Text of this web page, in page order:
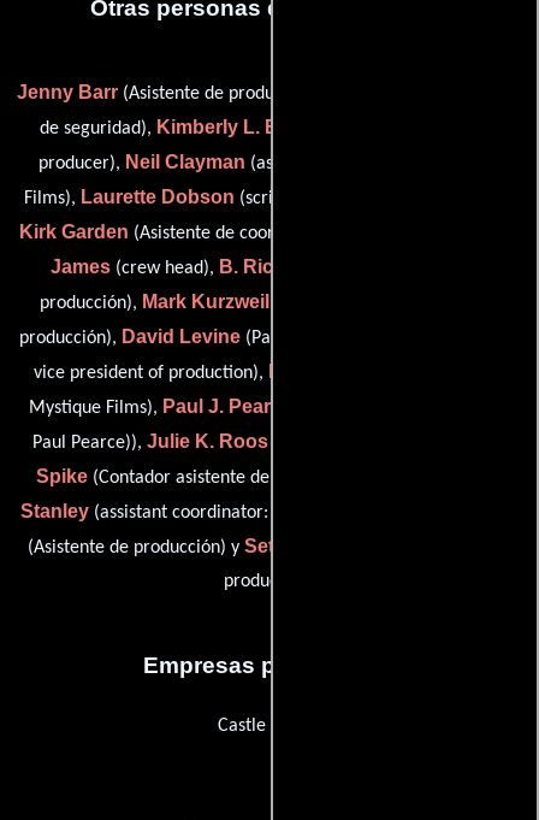
Otras personas que participaron
Jenny Barr(Asistente de producción),
de seguridad), Kimberly L. Burch
producer), Neil Clayman (assistant coordinator: Mystique
Films), Laurette Dobson (script supervisor (as Tita Dobson)),
Kirk Garden (Asistente de coordinador de producción),
James(crew head), B. Richard Jeffery
producción), Mark Kurzweil
producción), David Levine (Pasante),
vice president of production),
Mystique Films), Paul J. Pearce
Paul Pearce)), Julie K. Roos
Spike(Contador asistente de producción),
Stanley (assistant coordinator: Mystique Films),
(Asistente de producción) y Seth Lee Williams
producción)
Empresas productoras
Castle Filmes